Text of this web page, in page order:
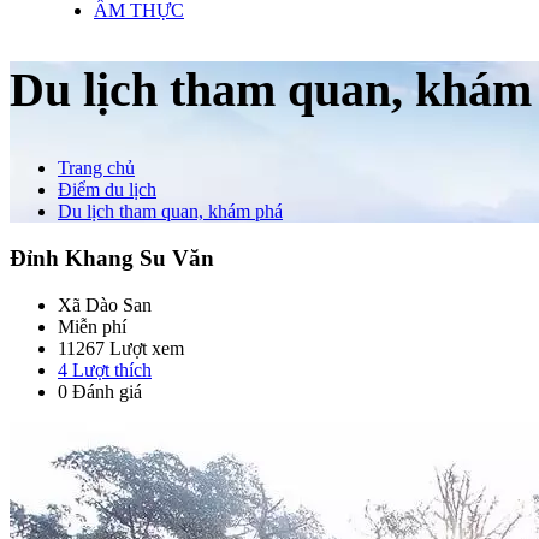
ẨM THỰC
Du lịch tham quan,
Trang chủ
Điểm du lịch
Du lịch tham quan, khám phá
Đỉnh Khang Su Văn
Xã Dào San
Miễn phí
11267 Lượt xem
4 Lượt thích
0 Đánh giá